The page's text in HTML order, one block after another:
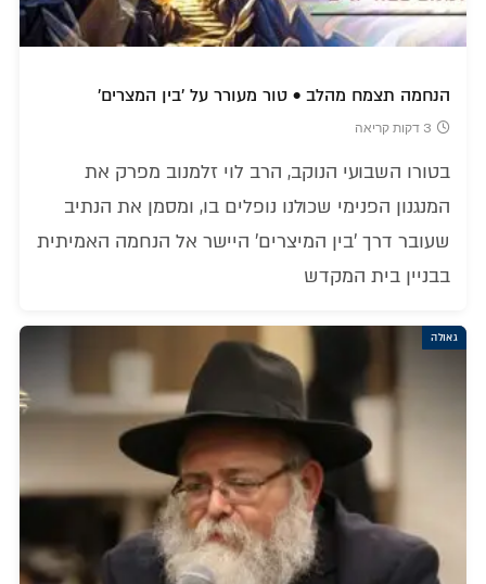
הנחמה תצמח מהלב • טור מעורר על 'בין המצרים'
3 דקות קריאה
בטורו השבועי הנוקב, הרב לוי זלמנוב מפרק את
המנגנון הפנימי שכולנו נופלים בו, ומסמן את הנתיב
שעובר דרך 'בין המיצרים' היישר אל הנחמה האמיתית
בבניין בית המקדש
גאולה